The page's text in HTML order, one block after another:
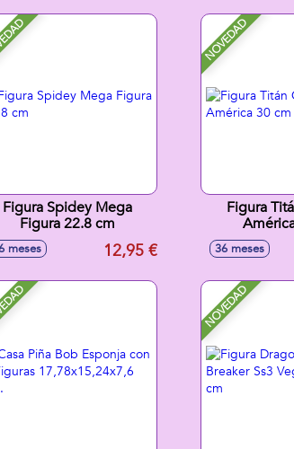
Figura Spidey Mega
Figura 22.8 cm
meses 12,95 €
NOVEDAD
Figura
36 meses
NOVEDAD